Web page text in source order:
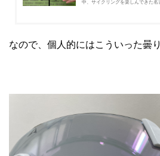
中、サイクリングを楽しんできた
なので、個人的にはこういった曇